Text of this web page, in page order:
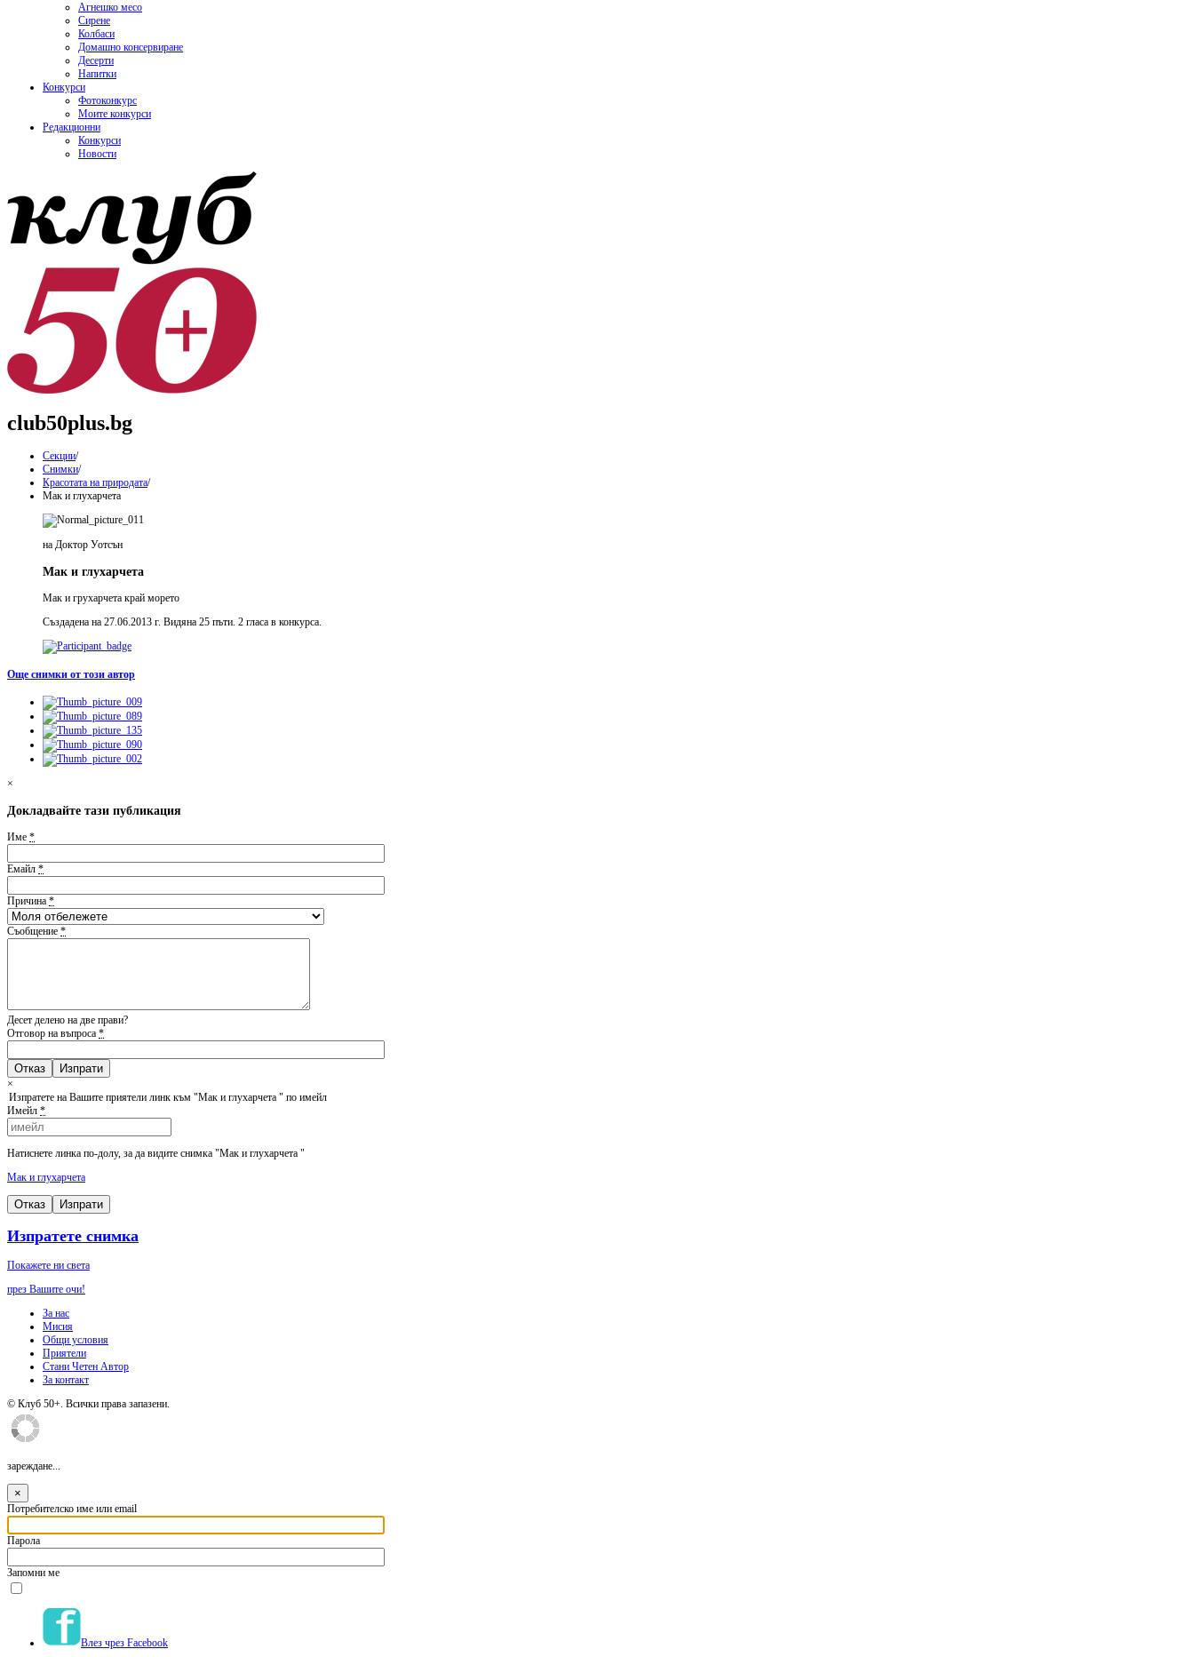
Агнешко месо
Сирене
Колбаси
Домашно консервиране
Десерти
Напитки
Конкурси
Фотоконкурс
Моите конкурси
Редакционни
Конкурси
Новости
club50plus.bg
Секции/
Снимки/
Красотата на природата/
Мак и глухарчета
на Доктор Уотсън
Мак и глухарчета
Мак и грухарчета край морето
Създадена на 27.06.2013 г. Видяна 25 пъти. 2 гласа в конкурса.
Още снимки от този автор
×
Докладвайте тази публикация
Име *
Емайл *
Причина *
Съобщение *
Десет делено на две прави?
Отговор на въпроса *
Отказ
×
Изпратете на Вашите приятели линк към "Мак и глухарчета " по имейл
Имейл *
Натиснете линка по-долу, за да видите снимка "Мак и глухарчета "
Мак и глухарчета
Отказ Изпрати
Изпратете снимка
Покажете ни света
през Вашите очи!
За нас
Мисия
Общи условия
Приятели
Стани Четен Автор
За контакт
© Клуб 50+. Всички права запазени.
зареждане...
×
Потребителско име или email
Парола
Запомни ме
Влез чрез Facebook